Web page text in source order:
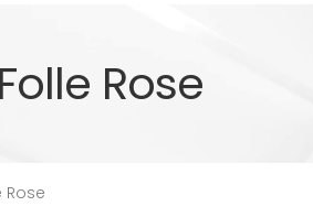
Rose
Rose